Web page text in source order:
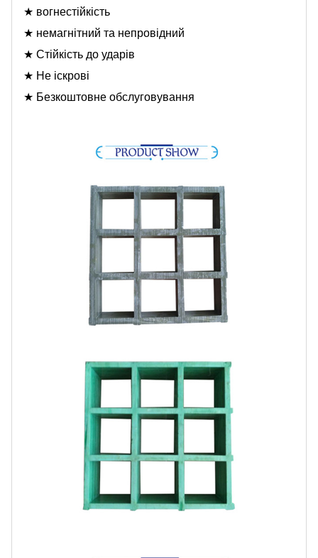
★ вогнестійкість
★ немагнітний та непровідний
★ Стійкість до ударів
★ Не іскрові
★ Безкоштовне обслуговування